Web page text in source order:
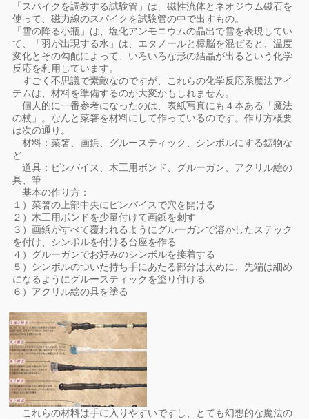
「スパイクを調教する試験管」は、磁性流体とネオジウム磁石を
使って、磁力線のスパイクを試験管の中で出すもの。
「雪の降る小瓶」は、塩化アンモニウムの晶出で雪を表現してい
て、「羽が出現する水」は、エタノールと樟脳を混ぜると、温度
変化とその勾配によって、いろいろな形の結晶が出るという化学
反応を利用しています。
すごく不思議で素敵なのですが、これらの化学反応系魔法アイ
テムは、材料を準備するのが大変かもしれません。
個人的に一番参考になったのは、表紙写真にも４本ある「魔法
の杖」。なんと菜箸を材料にして作っているのです。作り方概要
は次の通り。
材料：菜箸、画鋲、グルースティック、シンボルにする鉱物な
ど
道具：ピンバイス、木工用ボンド、グルーガン、アクリル絵の
具、筆
基本の作り方：
１）菜箸の上部中央にピンバイスで穴を開ける
２）木工用ボンドを少量付けて画鋲を刺す
３）画鋲がすべて覆われるようにグルーガンで溶かしたステック
を付け、シンボルを付ける台座を作る
４）グルーガンでお好みのシンボルを接着する
５）シンボルのついた持ち手にあたる部分は太めに、先端は細め
になるようにグルースティックを塗り付ける
６）アクリル絵の具を塗る
これらの材料は手に入りやすいですし、とても幻想的な魔法の